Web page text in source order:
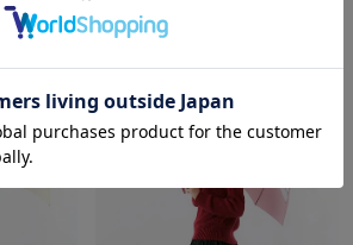
青峰大輝 モデル 折りたたみ傘 黒子のバスケ